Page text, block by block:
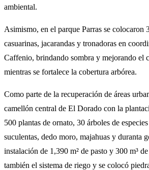
ambiental.
Asimismo, en el parque Parras se colocaron
casuarinas, jacarandas y tronadoras en
Caffenio, brindando sombra y mejorando el
mientras se fortalece la cobertura arbórea.
Como parte de la recuperación de áreas
camellón central de El Dorado con la
500 plantas de ornato, 30 árboles de
suculentas, dedo moro, majahuas y duranta
instalación de 1,390 m² de pasto y 300 m³
también el sistema de riego y se colocó